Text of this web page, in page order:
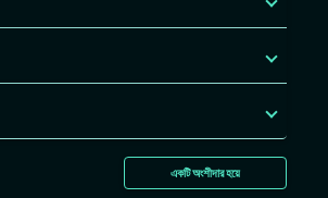
একটি অংশীদার হয়ে